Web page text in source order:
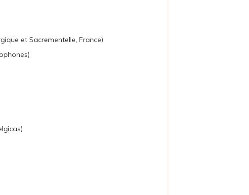
et Sacrementelle, France)